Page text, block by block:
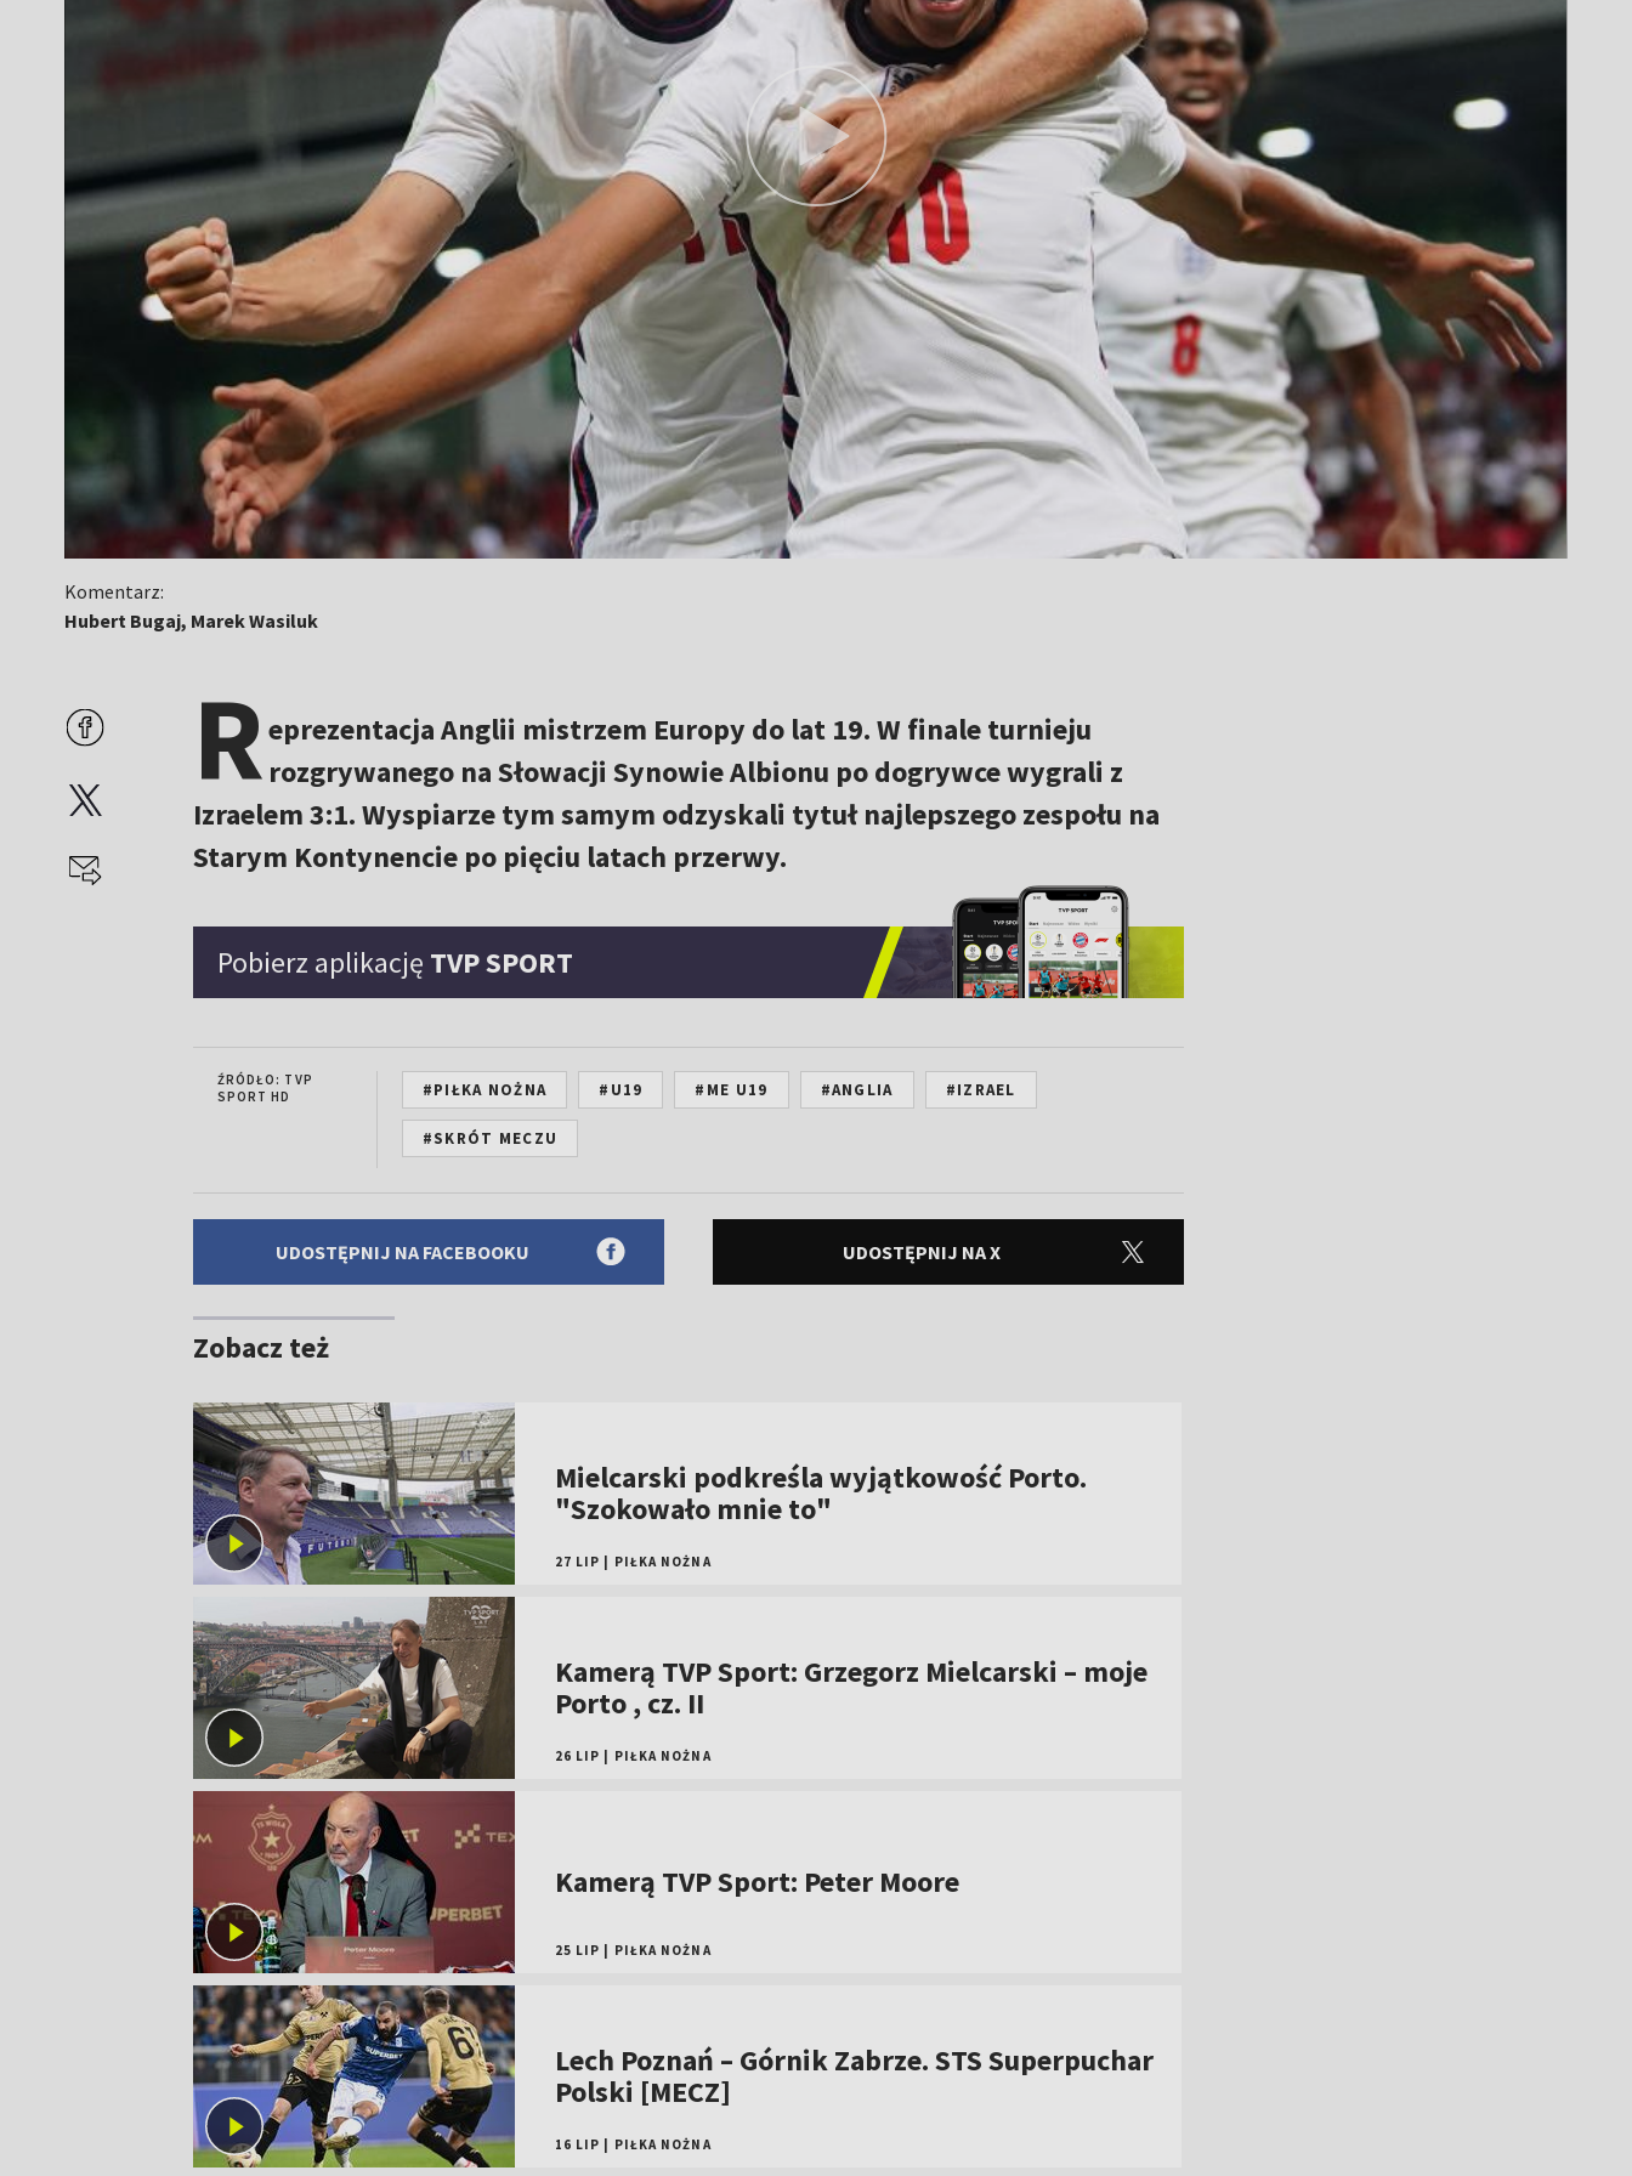
Komentarz:
Hubert Bugaj, Marek Wasiluk
Reprezentacja Anglii mistrzem Europy do lat 19. W finale turnieju
rozgrywanego na Słowacji Synowie Albionu po dogrywce wygrali z
Izraelem 3:1. Wyspiarze tym samym odzyskali tytuł najlepszego zespołu na
Starym Kontynencie po pięciu latach przerwy.
Pobierz aplikację TVP SPORT
ŹRÓDŁO: TVP
SPORT HD
#PIŁKA NOŻNA #U19 #ME U19 #ANGLIA #IZRAEL
#SKRÓT MECZU
UDOSTĘPNIJ NA FACEBOOKU UDOSTĘPNIJ NA X
Zobacz też
Mielcarski podkreśla wyjątkowość Porto.
"Szokowało mnie to"
27 LIP PIŁKA NOŻNA
Kamerą TVP Sport: Grzegorz Mielcarski – moje
Porto , cz. II
26 LIP PIŁKA NOŻNA
Kamerą TVP Sport: Peter Moore
25 LIP PIŁKA NOŻNA
Lech Poznań – Górnik Zabrze. STS Superpuchar
Polski [MECZ]
16 LIP PIŁKA NOŻNA